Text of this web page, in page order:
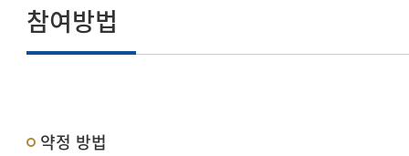
참여방법
약정 방법